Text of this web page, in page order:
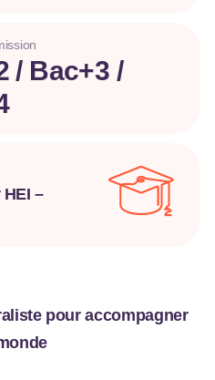
/ Bac+3 /
–
pour accompagner